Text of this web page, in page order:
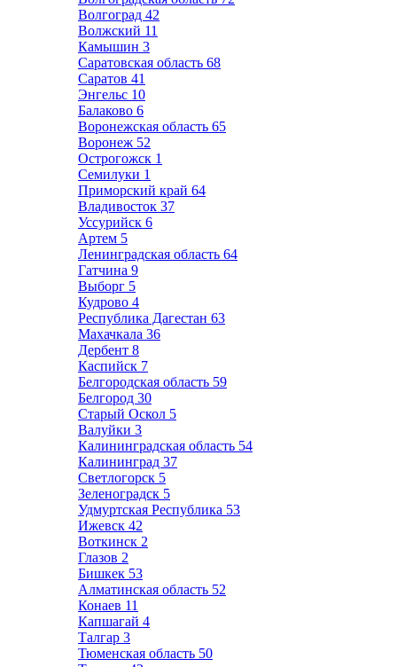
Волгоград 42
Волжский 11
Камышин 3
Саратовская область 68
Саратов 41
Энгельс 10
Балаково 6
Воронежская область 65
Воронеж 52
Острогожск 1
Семилуки 1
Приморский край 64
Владивосток 37
Уссурийск 6
Артем 5
Ленинградская область 64
Гатчина 9
Выборг 5
Кудрово 4
Республика Дагестан 63
Махачкала 36
Дербент 8
Каспийск 7
Белгородская область 59
Белгород 30
Старый Оскол 5
Валуйки 3
Калининградская область 54
Калининград 37
Светлогорск 5
Зеленоградск 5
Удмуртская Республика 53
Ижевск 42
Воткинск 2
Глазов 2
Бишкек 53
Алматинская область 52
Конаев 11
Капшагай 4
Талгар 3
Тюменская область 50